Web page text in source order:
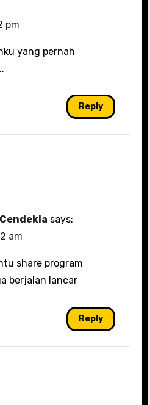
pm
yang pernah
Reply
says:
am
share program
berjalan lancar
Reply